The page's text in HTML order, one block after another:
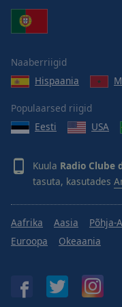
Naaberriigid
Hispaania
Populaarsed riigid
Eesti
USA
Kuula Radio Clube
tasuta, kasutades
Aafrika Aasia Põhja-
Euroopa
Okeaania